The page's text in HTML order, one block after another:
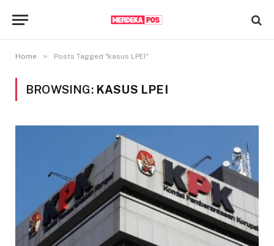
Home » Posts Tagged "kasus LPEI"
BROWSING: KASUS LPEI